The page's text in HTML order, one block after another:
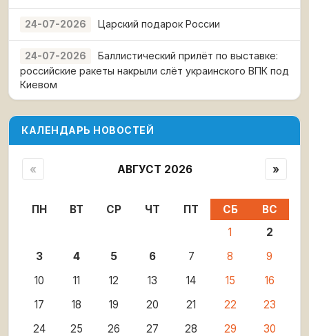
24-07-2026 Царский подарок России
24-07-2026
Баллистический прилёт по выставке:
российские ракеты накрыли слёт украинского ВПК под
Киевом
КАЛЕНДАРЬ НОВОСТЕЙ
« АВГУСТ 2026 »
ПН ВТ СР ЧТ ПТ СБ
ВС
1
2
3
4 5 6 7 8
9
10
11 12 13 14 15
16
17
18 19 20 21 22
23
24
25 26 27 28 29
30